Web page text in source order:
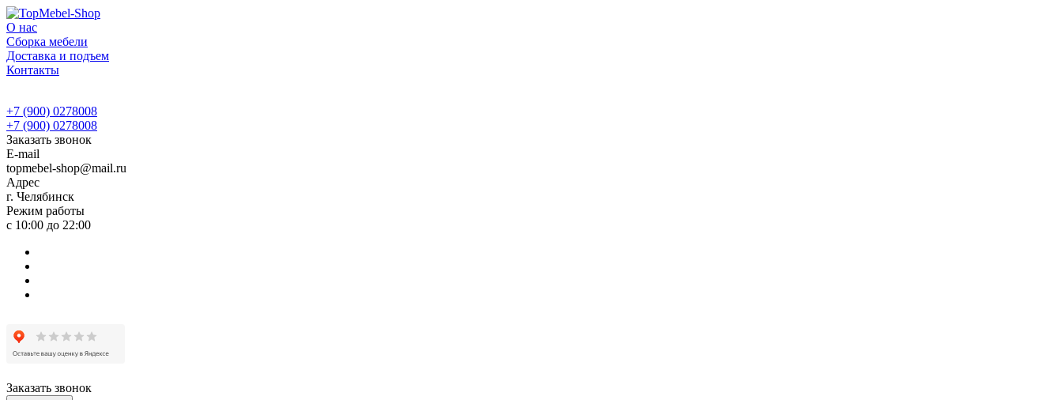
О нас
Сборка мебели
Доставка и подъем
Контакты
+7 (900) 0278008
+7 (900) 0278008
Заказать звонок
E-mail
topmebel-shop@mail.ru
Адрес
г. Челябинск
Режим работы
с 10:00 до 22:00
Заказать звонок